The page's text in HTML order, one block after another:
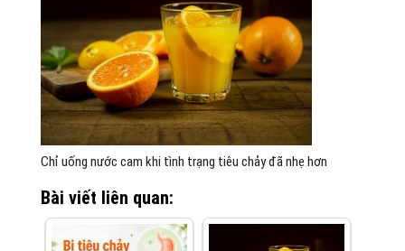
Chỉ uống nước cam khi tình trạng tiêu chảy đã nhẹ hơn
Bài viết liên quan: